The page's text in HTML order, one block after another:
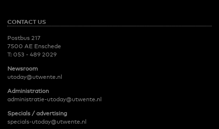
CONTACT US
Postbus 217
7500 AE Enschede
T: 053 - 489 2029
Newsroom
utoday@utwente.nl
Administration
administratie-utoday@utwente.nl
Specials / advertising
specials-utoday@utwente.nl